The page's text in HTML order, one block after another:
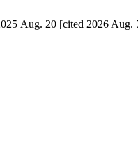
2025 Aug. 20 [cited 2026